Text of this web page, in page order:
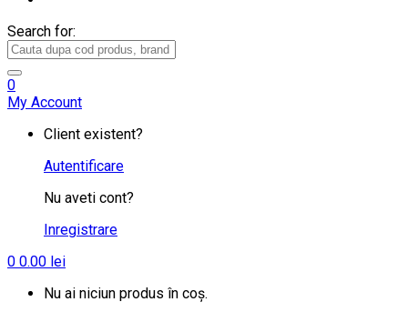
Search for:
0
My Account
Client existent?
Autentificare
Nu aveti cont?
Inregistrare
0 0.00 lei
Nu ai niciun produs în coș.